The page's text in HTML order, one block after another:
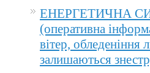
ЕНЕРГЕТИЧНА
(оперативна
вітер, обледеніння
залишаються